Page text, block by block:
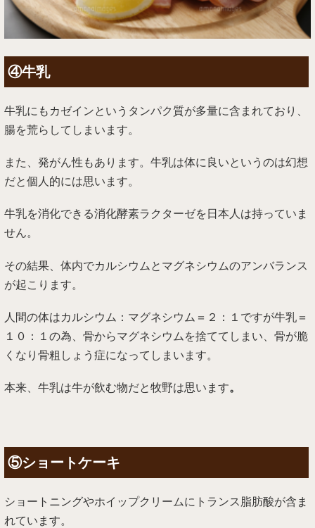
④牛乳
牛乳にもカゼインというタンパク質が多量に含まれており、
腸を荒らしてしまいます。
また、発がん性もあります。牛乳は体に良いというのは幻想
だと個人的には思います。
牛乳を消化できる消化酵素ラクターゼを日本人は持っていま
せん。
その結果、体内でカルシウムとマグネシウムのアンバランス
が起こります。
人間の体はカルシウム：マグネシウム＝２：１ですが牛乳＝
１０：１の為、骨からマグネシウムを捨ててしまい、骨が脆
くなり骨粗しょう症になってしまいます。
本来、牛乳は牛が飲む物だと牧野は思います。
⑤ショートケーキ
ショートニングやホイップクリームにトランス脂肪酸が含ま
れています。